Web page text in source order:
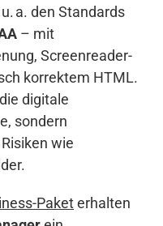
a. den Standards
– mit
Screenreader-
korrektem HTML.
digitale
sondern
wie
Paketerhalten